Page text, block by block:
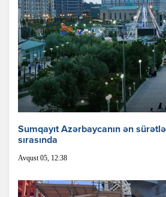
Sumqayıt Azərbaycanın ən
sırasında
Avqust 05, 12:38